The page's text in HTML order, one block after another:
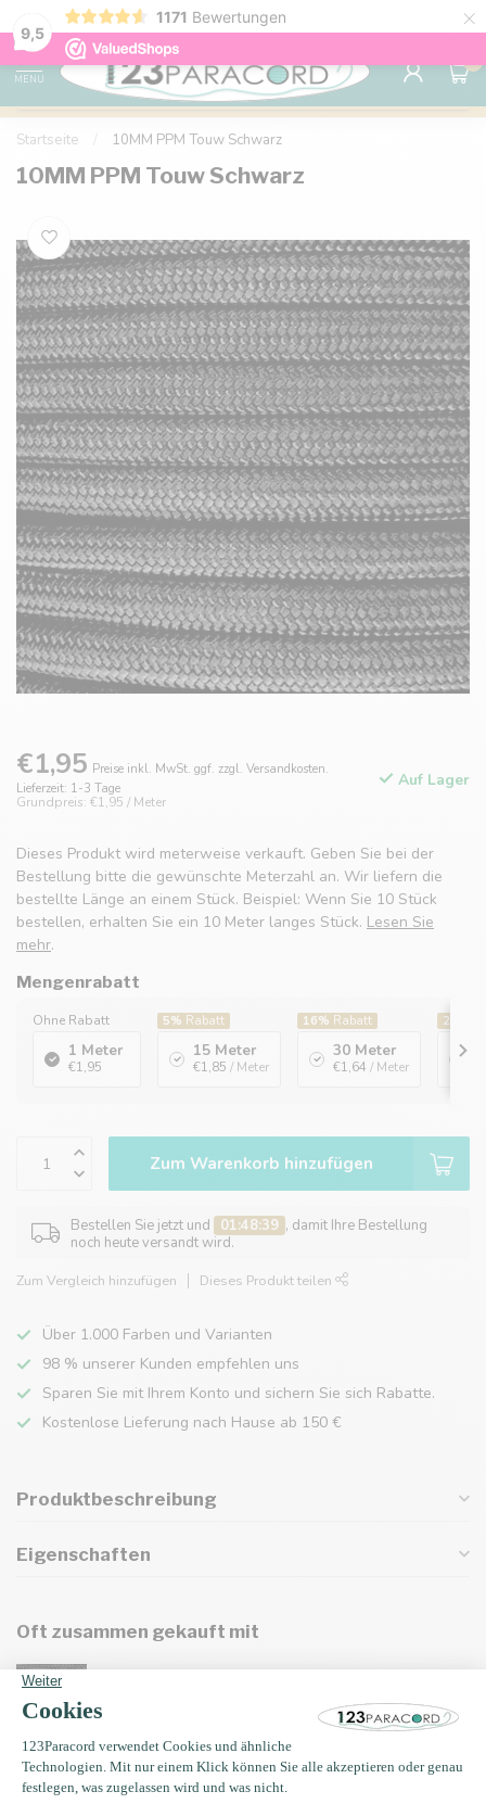
9,5
1171 Bewertungen ×
Kostenlose Lieferung nach Hause ab 150 €
MENU
0
Startseite 10MM PPM Touw Schwarz
10MM PPM Touw Schwarz
€1,95 Preise inkl. MwSt. ggf. zzgl. Versandkosten.
Lieferzeit: 1-3 Tage
Grundpreis: €1,95 / Meter
Auf Lager
Dieses Produkt wird meterweise verkauft. Geben Sie bei der
Bestellung bitte die gewünschte Meterzahl an. Wir liefern die
bestellte Länge an einem Stück. Beispiel: Wenn Sie 10 Stück
bestellen, erhalten Sie ein 10 Meter langes Stück. Lesen Sie
mehr.
Mengenrabatt
Ohne Rabatt
1 Meter
€1,95
5% Rabatt
15 Meter
€1,85 / Meter
16% Rabatt
30 Meter
€1,64 / Meter
20%
Zum Warenkorb hinzufügen
Bestellen Sie jetzt und 01:48:39 , damit Ihre Bestellung
noch heute versandt wird.
Zum Vergleich hinzufügen Dieses Produkt teilen
Über 1.000 Farben und Varianten
98 % unserer Kunden empfehlen uns
Sparen Sie mit Ihrem Konto und sichern Sie sich Rabatte.
Kostenlose Lieferung nach Hause ab 150 €
Produktbeschreibung
Eigenschaften
Oft zusammen gekauft mit
Auf Lager
€0,27